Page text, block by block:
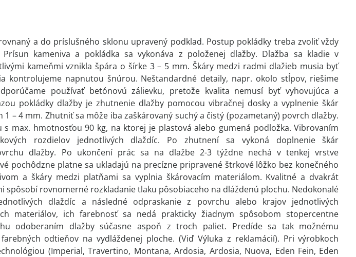
a do príslušného sklonu upravený podklad. Postup pokládky treba zvoliť vždy
kameniva a pokládka sa vykonáva z položenej dlažby. Dlažba sa kladie v
kameňmi vznikla špára o šírke 3 – 5 mm. Škáry medzi radmi dlažieb musia byť
kontrolujeme napnutou šnúrou. Neštandardné detaily, napr. okolo stĺpov, riešime
používať betónovú zálievku, pretože kvalita nemusí byť vyhovujúca a
pokládky dlažby je zhutnenie dlažby pomocou vibračnej dosky a vyplnenie škár
– 4 mm. Zhutniť sa môže iba zaškárovaný suchý a čistý (pozametaný) povrch dlažby.
max. hmotnosťou 90 kg, na ktorej je plastová alebo gumená podložka. Vibrovaním
rozdielov jednotlivých dlaždíc. Po zhutnení sa vykoná doplnenie škár
dlažby. Po ukončení prác sa na dlažbe 2-3 týždne nechá v tenkej vrstve
pochôdzne platne sa ukladajú na precízne pripravené štrkové lôžko bez konečného
a škáry medzi platňami sa vyplnia škárovacím materiálom. Kvalitné a dvakrát
spôsobí rovnomerné rozkladanie tlaku pôsobiaceho na dláždenú plochu. Nedokonalé
dlaždíc a následné odpraskanie z povrchu alebo krajov jednotlivých
materiálov, ich farebnosť sa nedá prakticky žiadnym spôsobom stopercentne
odoberaním dlažby súčasne aspoň z troch paliet. Predíde sa tak možnému
odtieňov na vydláždenej ploche. (Viď Výluka z reklamácií). Pri výrobkoch
(Imperial, Travertino, Montana, Ardosia, Ardosia, Nuova, Eden Fein, Eden